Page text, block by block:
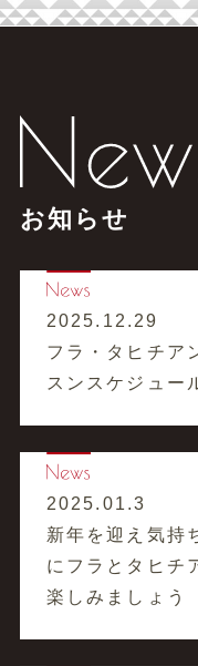
お知らせ
2025.12.29
フラ・タヒチア
スンスケジュー
2025.01.3
新年を迎え気持
にフラとタヒチ
楽しみましょう